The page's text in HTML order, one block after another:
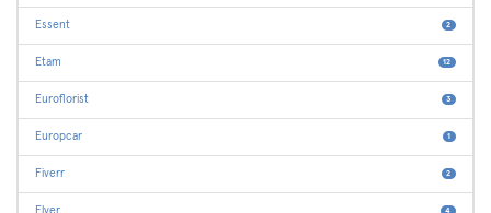
Essent 2
Etam 12
Euroflorist 3
Europcar 1
Fiverr 2
Flyer 4